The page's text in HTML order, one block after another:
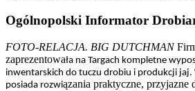
Ogólnopolski Informator
FOTO-RELACJA. BIG DUTCHMAN
zaprezentowała na Targach kompletne
inwentarskich do tuczu drobiu i produkcji
posiada rozwiązania praktyczne, przyjazne